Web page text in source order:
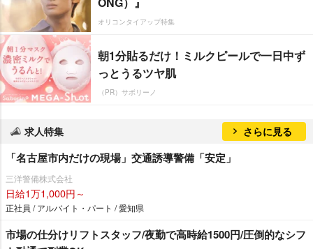
オリコンタイアップ特集
朝1分貼るだけ！ミルクピールで一日中ず
っとうるツヤ肌
（PR）サボリーノ
求人特集 さらに見る
「名古屋市内だけの現場」交通誘導警備「安定」
三洋警備株式会社
日給1万1,000円～
正社員 / アルバイト・パート / 愛知県
市場の仕分けリフトスタッフ/夜勤で高時給1500円/圧倒的なシフ